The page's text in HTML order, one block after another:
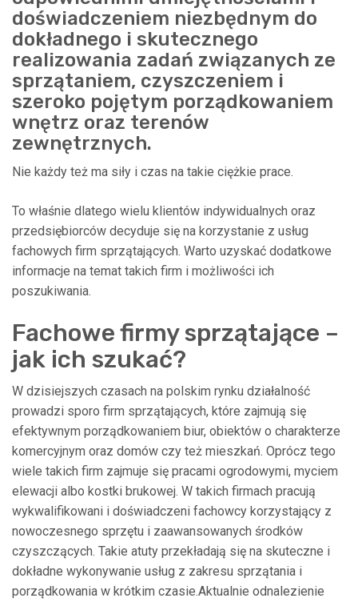
doświadczeniem niezbędnym do
dokładnego i skutecznego
realizowania zadań związanych ze
sprzątaniem, czyszczeniem i
szeroko pojętym porządkowaniem
wnętrz oraz terenów
zewnętrznych.
Nie każdy też ma siły i czas na takie ciężkie prace.
To właśnie dlatego wielu klientów indywidualnych oraz
przedsiębiorców decyduje się na korzystanie z usług
fachowych firm sprzątających. Warto uzyskać dodatkowe
informacje na temat takich firm i możliwości ich
poszukiwania.
Fachowe firmy sprzątające –
jak ich szukać?
W dzisiejszych czasach na polskim rynku działalność
prowadzi sporo firm sprzątających, które zajmują się
efektywnym porządkowaniem biur, obiektów o charakterze
komercyjnym oraz domów czy też mieszkań. Oprócz tego
wiele takich firm zajmuje się pracami ogrodowymi, myciem
elewacji albo kostki brukowej. W takich firmach pracują
wykwalifikowani i doświadczeni fachowcy korzystający z
nowoczesnego sprzętu i zaawansowanych środków
czyszczących. Takie atuty przekładają się na skuteczne i
dokładne wykonywanie usług z zakresu sprzątania i
porządkowania w krótkim czasie.Aktualnie odnalezienie